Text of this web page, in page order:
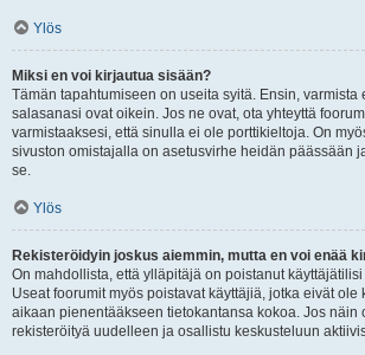
Ylös
Miksi en voi kirjautua sisään?
Tämän tapahtumiseen on useita syitä. Ensin, varmista
salasanasi ovat oikein. Jos ne ovat, ota yhteyttä
varmistaaksesi, että sinulla ei ole porttikieltoja. On
sivuston omistajalla on asetusvirhe heidän päässään
se.
Ylös
Rekisteröidyin joskus aiemmin, mutta en voi enää
On mahdollista, että ylläpitäjä on poistanut
Useat foorumit myös poistavat käyttäjiä, jotka eivät ole
aikaan pienentääkseen tietokantansa kokoa. Jos näin
rekisteröityä uudelleen ja osallistu keskusteluun